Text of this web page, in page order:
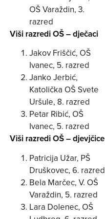
OŠ Varaždin, 3.
razred
Viši razredi OŠ – dječaci
Jakov Friščić, OŠ
Ivanec, 5. razred
Janko Jerbić,
Katolička OŠ Svete
Uršule, 8. razred
Petar Ribić, OŠ
Ivanec, 5. razred
Viši razredi OŠ – djevjčice
Patricija Užar, PŠ
Druškovec, 6. razred
Bela Marčec, V. OŠ
Varaždin, 5. razred
Lara Dolenec, OŠ